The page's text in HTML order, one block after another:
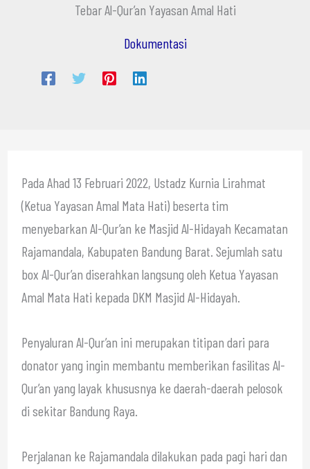
Tebar Al-Qur’an Yayasan Amal Hati
Dokumentasi
Pada Ahad 13 Februari 2022, Ustadz Kurnia Lirahmat
(Ketua Yayasan Amal Mata Hati) beserta tim
menyebarkan Al-Qur’an ke Masjid Al-Hidayah Kecamatan
Rajamandala, Kabupaten Bandung Barat. Sejumlah satu
box Al-Qur’an diserahkan langsung oleh Ketua Yayasan
Amal Mata Hati kepada DKM Masjid Al-Hidayah.
Penyaluran Al-Qur’an ini merupakan titipan dari para
donator yang ingin membantu memberikan fasilitas Al-
Qur’an yang layak khususnya ke daerah-daerah pelosok
di sekitar Bandung Raya.
Perjalanan ke Rajamandala dilakukan pada pagi hari dan